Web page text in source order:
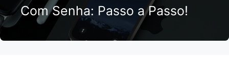
Com Senha: Passo a Passo!